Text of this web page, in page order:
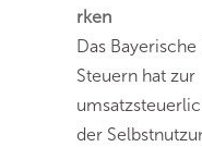
rken
Das
Steuern hat zur
der